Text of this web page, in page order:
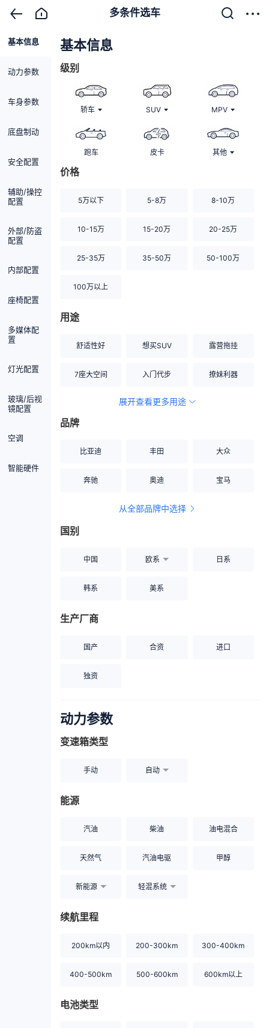
多条件选车
基本信息
动力参数
车身参数
底盘制动
安全配置
辅助/操控
配置
外部/防盗
配置
内部配置
座椅配置
多媒体配
置
灯光配置
玻璃/后视
镜配置
空调
智能硬件
基本信息
级别
轿车 SUV MPV
跑车 皮卡 其他
价格
5万以下 5-8万 8-10万
10-15万 15-20万 20-25万
25-35万 35-50万 50-100万
100万以上
用途
舒适性好 想买SUV 露营拖挂
7座大空间 入门代步 撩妹利器
空间宽敞
展开查看更多用途
品牌
比亚迪 丰田 大众
奔驰 奥迪 宝马
从全部品牌中选择
国别
中国 欧系 日系
韩系 美系
生产厂商
国产 合资 进口
独资
动力参数
变速箱类型
手动 自动
能源
汽油 柴油 油电混合
天然气 汽油电驱 甲醇
新能源 轻混系统
续航里程
200km以内 200-300km 300-400km
400-500km 500-600km 600km以上
电池类型